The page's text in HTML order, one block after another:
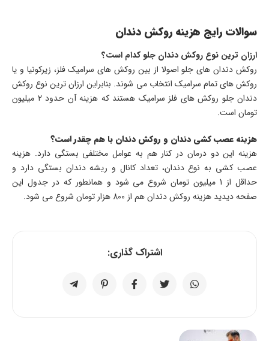
سوالات رایج هزینه روکش دندان
ارزان ترین نوع روکش دندان جلو کدام است؟
روکش دندان های جلو اصولا از بین روکش های سرامیک فلز، زیرکونیا و یا
روکش های تمام سرامیک انتخاب می شوند. بنابراین ارزان ترین نوع روکش
دندان جلو روکش های فلز سرامیک هستند که هزینه آن حدود 2 میلیون
تومان است.
هزینه عصب کشی دندان و روکش دندان با هم چقدر است؟
هزینه این دو درمان در کنار هم به عوامل مختلفی بستگی دارد. هزینه
عصب کشی به نوع دندان، تعداد کانال و ریشه دندان بستگی دارد و
حداقل از 1 میلیون تومان شروع می شود و همانطور که در جدول این
صفحه دیدید هزینه روکش دندان هم از 800 هزار تومان شروع می شود.
اشتراک گذاری: